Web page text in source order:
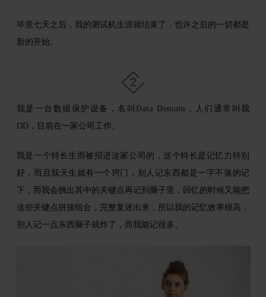
毕竟七天之后，我的测试机生涯就结束了，也许之后的一切都是
新的开始。
2
我是一台数据保护设备，名叫 Data Domain ，人们通常叫我
DD，目前在一家公司工作。
我是一个特长生而被招进这家公司的，这个特长是记忆力特别
好，而且我天生就有一个窍门，别人记东西都是一字不落的记
下，而我会挑出其中的关键点再记到脑子里，回忆的时候又能把
这些关键点拼接组合，完整复述出来，所以我的记忆效率很高，
别人记一点东西脑子就炸了，而我能记很多。